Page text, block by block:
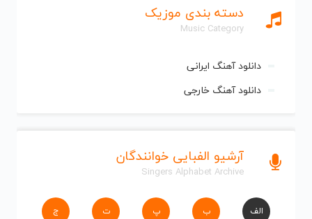
دسته بندی موزیک
Music Category
دانلود آهنگ ایرانی
دانلود آهنگ خارجی
آرشیو الفبایی خوانندگان
Singers Alphabet Archive
الف ب پ ت ج